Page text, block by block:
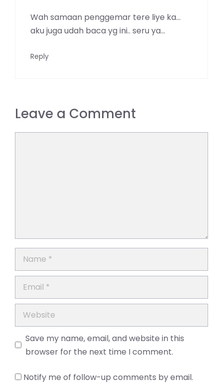
Wah samaan penggemar tere liye ka…
aku juga udah baca yg ini.. seru ya…
Reply
Leave a Comment
Name
Email
Website
Save my name, email, and website in this
browser for the next time I comment.
Notify me of follow-up comments by email.